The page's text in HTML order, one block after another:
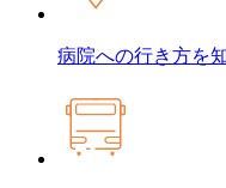
病院への行き方を